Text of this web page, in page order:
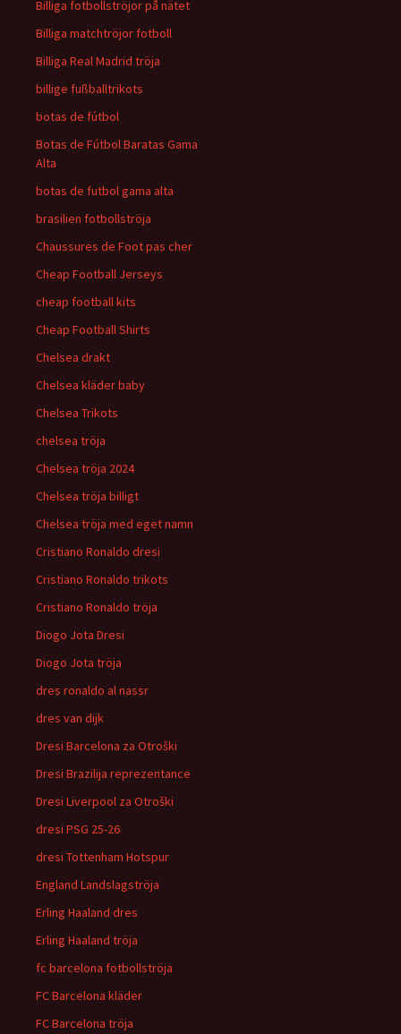
Billiga fotbollströjor på nätet
Billiga matchtröjor fotboll
Billiga Real Madrid tröja
billige fußballtrikots
botas de fútbol
Botas de Fútbol Baratas Gama
Alta
botas de futbol gama alta
brasilien fotbollströja
Chaussures de Foot pas cher
Cheap Football Jerseys
cheap football kits
Cheap Football Shirts
Chelsea drakt
Chelsea kläder baby
Chelsea Trikots
chelsea tröja
Chelsea tröja 2024
Chelsea tröja billigt
Chelsea tröja med eget namn
Cristiano Ronaldo dresi
Cristiano Ronaldo trikots
Cristiano Ronaldo tröja
Diogo Jota Dresi
Diogo Jota tröja
dres ronaldo al nassr
dres van dijk
Dresi Barcelona za Otroški
Dresi Brazilija reprezentance
Dresi Liverpool za Otroški
dresi PSG 25-26
dresi Tottenham Hotspur
England Landslagströja
Erling Haaland dres
Erling Haaland tröja
fc barcelona fotbollströja
FC Barcelona kläder
FC Barcelona tröja